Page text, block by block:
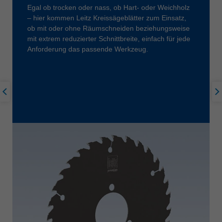
Egal ob trocken oder nass, ob Hart- oder Weichholz
– hier kommen Leitz Kreissägeblätter zum Einsatz,
ob mit oder ohne Räumschneiden beziehungsweise
mit extrem reduzierter Schnittbreite, einfach für jede
Anforderung das passende Werkzeug.